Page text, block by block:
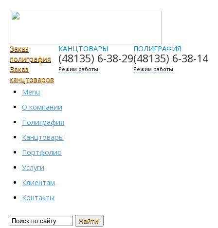
ПОЛИГРАФИЯ
(48135) 6-38-14
Режим работы
КАНЦТОВАРЫ
(48135) 6-38-29
Режим работы
Заказ
полиграфия
Заказ
канцтоваров
Menu
О компании
Полиграфия
Канцтовары
Портфолио
Услуги
Клиентам
Контакты
Найти!